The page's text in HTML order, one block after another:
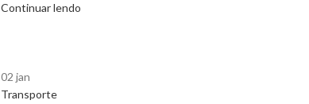
Continuar lendo
02jan
Transporte